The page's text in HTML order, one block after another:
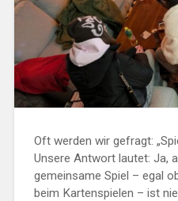
Oft werden wir gefragt:
Unsere Antwort lautet: Ja,
gemeinsame Spiel – egal
beim Kartenspielen – ist